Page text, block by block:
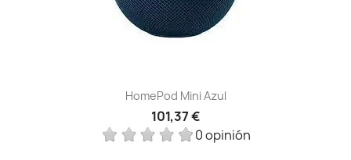
HomePod Mini Azul
101,37 €
0 opinión